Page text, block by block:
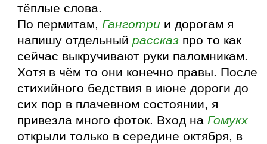
тёплые слова.
По пермитам,Ганготри и дорогам я
напишу отдельныйрассказ про то как
сейчас выкручивают руки паломникам.
Хотя в чём то они конечно правы. После
стихийного бедствия в июне дороги до
сих пор в плачевном состоянии, я
привезла много фоток. Вход наГомукх
открыли только в середине октября, в